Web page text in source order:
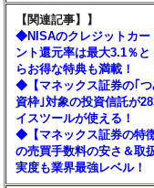
【関連記事】】
◆NISAのクレジットカー
ント還元率は最大3.1％
らお得な特典も満載！
◆【マネックス証券の｢
資枠｣対象の投資信託が
イスツールが使える！
◆【マネックス証券の特
の売買手数料の安さ＆取
実度も業界最強レベル！